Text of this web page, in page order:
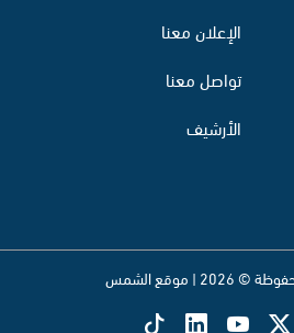
الإعلان معنا
تواصل معنا
الأرشيف
| موقع الشمس